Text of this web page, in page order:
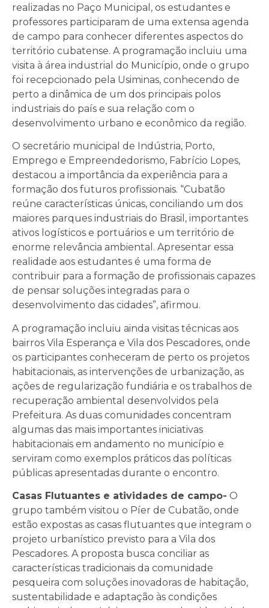
realizadas no Paço Municipal, os estudantes e
professores participaram de uma extensa agenda
de campo para conhecer diferentes aspectos do
território cubatense. A programação incluiu uma
visita à área industrial do Município, onde o grupo
foi recepcionado pela Usiminas, conhecendo de
perto a dinâmica de um dos principais polos
industriais do país e sua relação com o
desenvolvimento urbano e econômico da região.
O secretário municipal de Indústria, Porto,
Emprego e Empreendedorismo, Fabrício Lopes,
destacou a importância da experiência para a
formação dos futuros profissionais. “Cubatão
reúne características únicas, conciliando um dos
maiores parques industriais do Brasil, importantes
ativos logísticos e portuários e um território de
enorme relevância ambiental. Apresentar essa
realidade aos estudantes é uma forma de
contribuir para a formação de profissionais capazes
de pensar soluções integradas para o
desenvolvimento das cidades”, afirmou.
A programação incluiu ainda visitas técnicas aos
bairros Vila Esperança e Vila dos Pescadores, onde
os participantes conheceram de perto os projetos
habitacionais, as intervenções de urbanização, as
ações de regularização fundiária e os trabalhos de
recuperação ambiental desenvolvidos pela
Prefeitura. As duas comunidades concentram
algumas das mais importantes iniciativas
habitacionais em andamento no município e
serviram como exemplos práticos das políticas
públicas apresentadas durante o encontro.
Casas Flutuantes e atividades de campo- O
grupo também visitou o Píer de Cubatão, onde
estão expostas as casas flutuantes que integram o
projeto urbanístico previsto para a Vila dos
Pescadores. A proposta busca conciliar as
características tradicionais da comunidade
pesqueira com soluções inovadoras de habitação,
sustentabilidade e adaptação às condições